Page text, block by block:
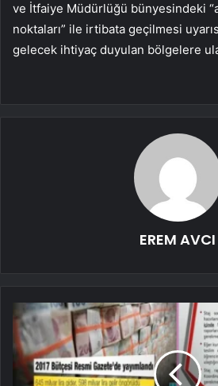
ve İtfaiye Müdürlüğü bünyesindeki
noktaları” ile irtibata geçilmesi
gelecek ihtiyaç duyulan bölgelere
EREM AVCI